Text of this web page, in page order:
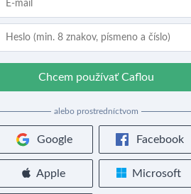
Chcem používať Caflou
alebo prostredníctvom
Google Facebook
Apple Microsoft